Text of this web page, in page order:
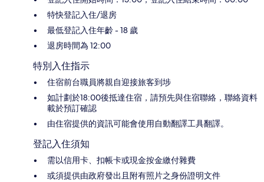
特快登記入住/退房
最低登記入住年齡 - 18 歲
退房時間為 12:00
特別入住指示
住宿前台職員將親自迎接旅客到埗
如計劃於18:00後抵達住宿，請預先與住宿聯絡，聯絡資料
載於預訂確認
由住宿提供的資訊可能會使用自動翻譯工具翻譯。
登記入住須知
需以信用卡、扣帳卡或現金按金繳付雜費
或須提供由政府發出且附有照片之身份證明文件